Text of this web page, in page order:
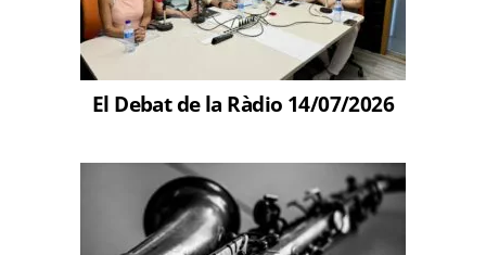
El Debat de la Ràdio 14/07/2026